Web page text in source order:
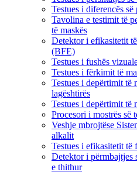
Testues i diferencës
Tavolina e testimit të
të maskës
Detektor i efikasitetit
(BFE)
Testues i fushës
Testues i fërkimit të
Testues i depërtimit të
lagështirës
Testues i depërtimit të
Procesori i mostrës së
Veshje mbrojtëse
alkalit
Testues i efikasitetit të
Detektor i përmbajtjes
e thithur